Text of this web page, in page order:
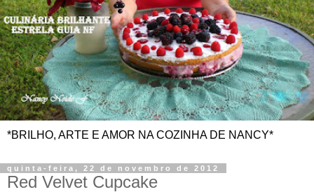
*BRILHO, ARTE E AMOR NA COZINHA DE NANCY*
quinta-feira, 22 de novembro de 2012
Red Velvet Cupcake